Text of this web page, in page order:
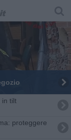
in tilt
proteggere